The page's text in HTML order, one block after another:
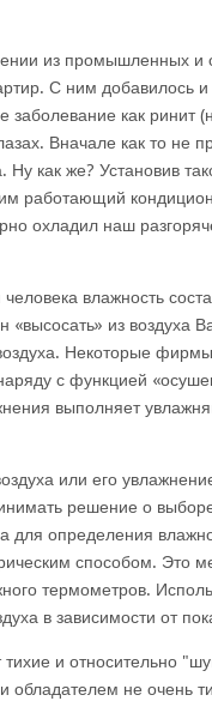
из промышленных
С ним добавилось
заболевание как ринит
Вначале как то не
Ну как же? Установив
работающий
охладил наш
влажность
из воздуха
Некоторые
с функцией
выполняет
или его
решение о
для определения
способом. Это
термометров.
в зависимости от
тихие и относительно
обладателем не очень